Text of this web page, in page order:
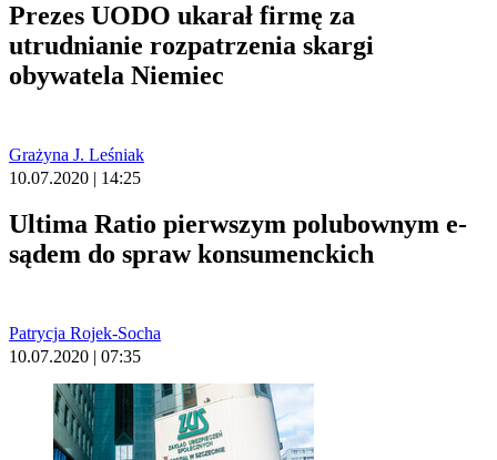
Prezes UODO ukarał firmę za
utrudnianie rozpatrzenia skargi
obywatela Niemiec
Grażyna J. Leśniak
10.07.2020 | 14:25
Ultima Ratio pierwszym polubownym e-
sądem do spraw konsumenckich
Patrycja Rojek-Socha
10.07.2020 | 07:35